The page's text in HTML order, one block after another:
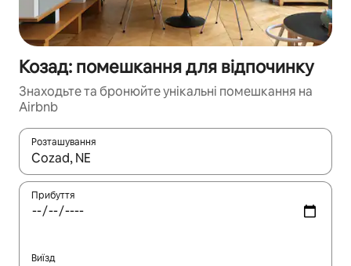
Козад: помешкання для відпочинку
Знаходьте та бронюйте унікальні помешкання на
Airbnb
Розташування
Отримавши результати пошуку, використовуйте для
Прибуття
Виїзд